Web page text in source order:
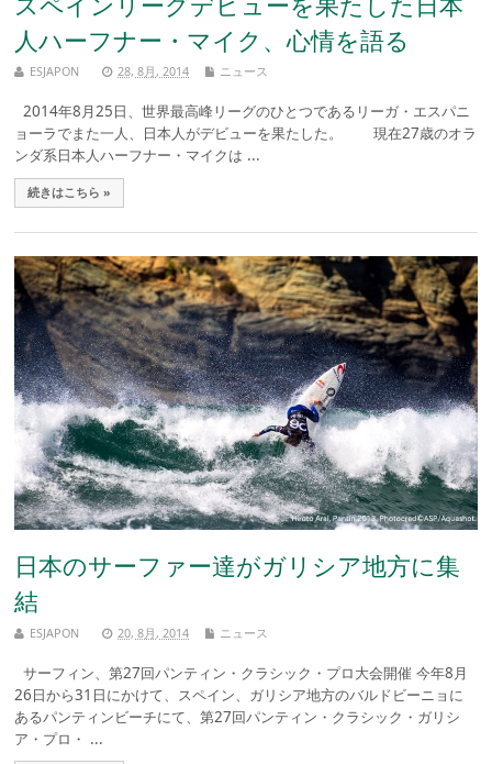
人ハーフナー・マイク、心情を語る
ESJAPON 28, 8月, 2014 ニュース
2014年8月25日、世界最高峰リーグのひとつであるリーガ・エスパニ
ョーラでまた一人、日本人がデビューを果たした。 現在27歳のオラ
ンダ系日本人ハーフナー・マイクは ...
続きはこちら »
日本のサーファー達がガリシア地方に集
結
ESJAPON 20, 8月, 2014 ニュース
サーフィン、第27回パンティン・クラシック・プロ大会開催 今年8月
26日から31日にかけて、スペイン、ガリシア地方のバルドビーニョに
あるパンティンビーチにて、第27回パンティン・クラシック・ガリシ
ア・プロ・ ...